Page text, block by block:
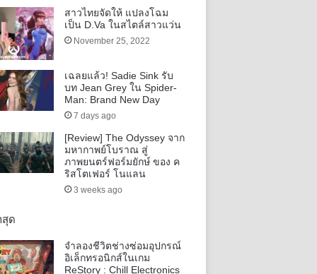
สาวไทยจัดให้ แปลงโฉม
เป็น D.Va ในสไตล์สาวแว่น
November 25, 2022
เฉลยแล้ว! Sadie Sink รับ
บท Jean Grey ใน Spider-
Man: Brand New Day
7 days ago
[Review] The Odyssey จาก
มหากาพย์โบราณ สู่
ภาพยนตร์ฟอร์มยักษ์ ของ ค
ริสโตเฟอร์ โนแลน
3 weeks ago
สุด
จำลองชีวิตช่างซ่อมอุปกรณ์
อิเล็กทรอนิกส์ในเกม
ReStory : Chill Electronics